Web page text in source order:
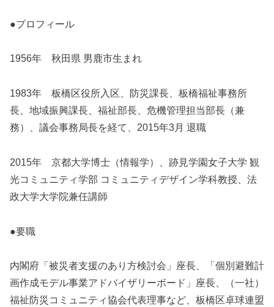
●プロフィール
1956年 秋田県 男鹿市生まれ
1983年 板橋区役所入区、防災課長、板橋福祉事務所
長、地域振興課長、福祉部長、危機管理担当部長（兼
務）、議会事務局長を経て、2015年3月 退職
2015年 京都大学博士（情報学）、跡見学園女子大学 観
光コミュニティ学部 コミュニティデザイン学科教授、法
政大学大学院兼任講師
●要職
内閣府「被災者支援のあり方検討会」座長、「個別避難計
画作成モデル事業アドバイザリーボード」座長、（一社）
福祉防災コミュニティ協会代表理事など、板橋区卓球連盟